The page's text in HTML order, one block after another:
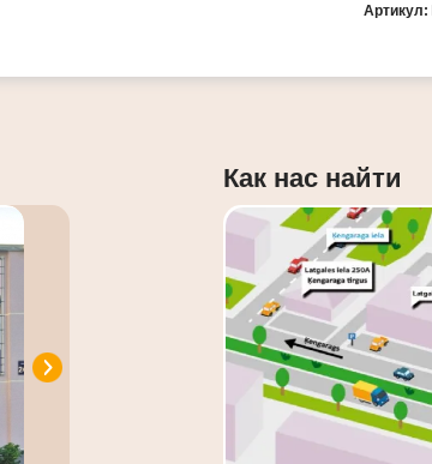
Артикул:
Как нас найти